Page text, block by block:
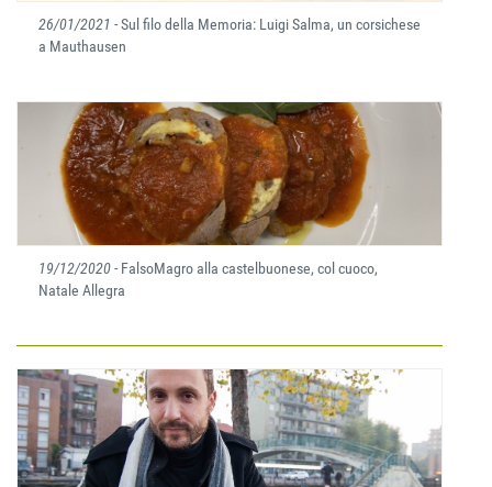
26/01/2021 - Sul filo della Memoria: Luigi Salma, un corsichese
a Mauthausen
19/12/2020- FalsoMagro alla castelbuonese, col cuoco,
Natale Allegra